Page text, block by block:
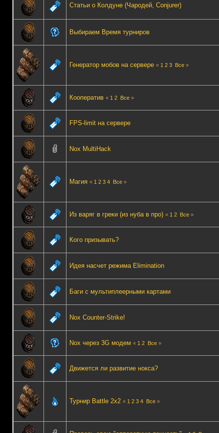
Статьи о Колдуне (Чародей, Conjurer)
Выбираем Время турниров
Генератор мобов на сервере « 1 2 3 Все»
Кооператив « 1 2 Все»
FPS-limit на сервере
Nox MultiHack
Магия « 1 2 3 4 Все»
Из варяг в греки (из нуба в про) « 1 2 Все»
Кого призывать?
Идея насчет режима Elimination
Баги с мультиплеерными картами
Nox Counter-Strike!
Nox через 3G модем « 1 2 Все»
Движется ли развитие нокса?
Турнир Battle 2x2 « 1 2 3 4 Все»